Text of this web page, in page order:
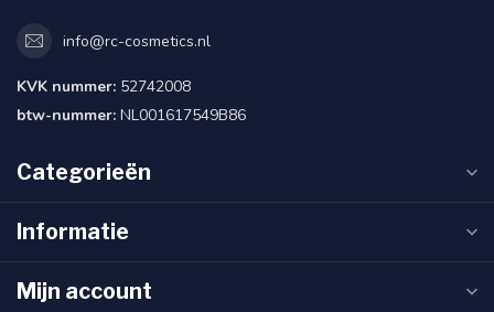
info@rc-cosmetics.nl
KVK nummer: 52742008
btw-nummer: NL001617549B86
Categorieën
Informatie
Mijn account